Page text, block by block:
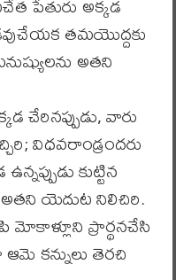
తమయొద్దకు
అతని
చేరినప్పుడు, వారు
విధవరాండ్రందరు
కుట్టిన
అతని యెదుట నిలిచిరి.
మోకాళ్లూని ప్రార్థనచేసి
కన్నులు తెరచి